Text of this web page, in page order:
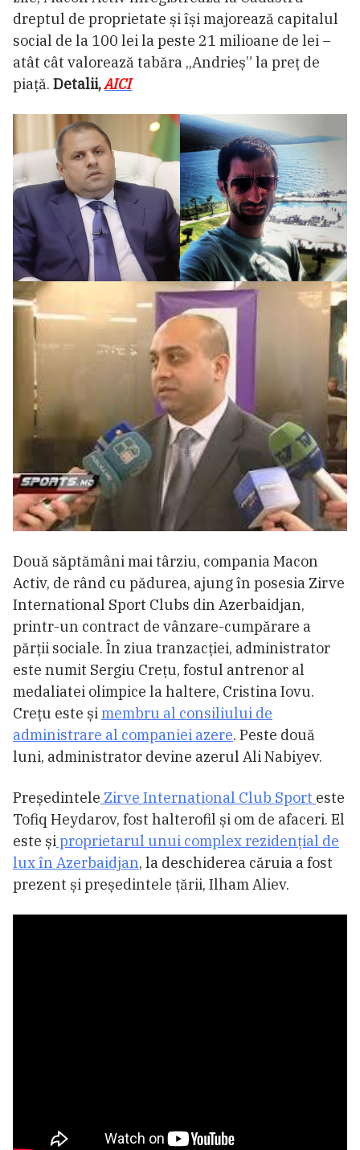
dreptul de proprietate și își majorează capitalul
social de la 100 lei la peste 21 milioane de lei –
atât cât valorează tabăra „Andrieș” la preț de
piață. Detalii,AICI
Două săptămâni mai târziu, compania Macon
Activ, de rând cu pădurea, ajung în posesia Zirve
International Sport Clubs din Azerbaidjan,
printr-un contract de vânzare-cumpărare a
părții sociale. În ziua tranzacției, administrator
este numit Sergiu Crețu, fostul antrenor al
medaliatei olimpice la haltere, Cristina Iovu.
Crețu este șimembru al consiliului de
administrare al companiei azere. Peste două
luni, administrator devine azerul Ali Nabiyev.
Președintele Zirve International Club Sport este
Tofiq Heydarov, fost halterofil și om de afaceri. El
este șiproprietarul unui complex rezidențial de
lux în Azerbaidjan, la deschiderea căruia a fost
prezent și președintele țării, Ilham Aliev.